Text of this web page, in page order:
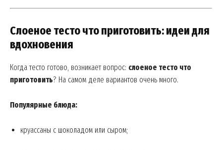
Слоеное тесто что приготовить: идеи для
вдохновения
Когда тесто готово, возникает вопрос: слоеное тесто что
приготовить? На самом деле вариантов очень много.
Популярные блюда:
круассаны с шоколадом или сыром;